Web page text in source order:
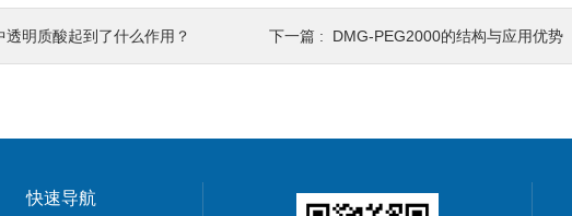
透明质酸起到了什么作用？ 下一篇 : DMG-PEG2000的结构与应用优势
快速导航